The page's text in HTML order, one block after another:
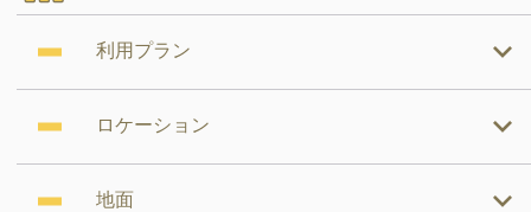
利用プラン
ロケーション
地面